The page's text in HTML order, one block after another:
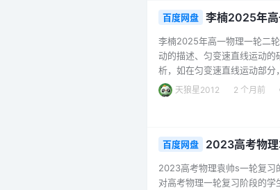
百度网盘 李楠2025年
李楠2025年高一物理一轮二
动的描述、匀变速直线运动
析，如在匀变速直线运动部
础。二轮复习则更注重知识的
法，她能够将复杂的物理概
天狼星2012 2 个月前
百度网盘 2023高考物理
2023高考物理袁帅s一轮复习
对高考物理一轮复习阶段的